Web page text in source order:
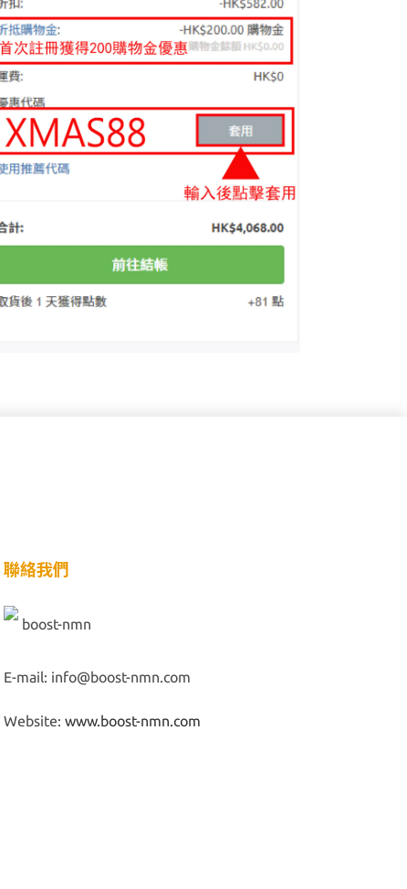
聯絡我們
boost-nmn
E-mail: info@boost-nmn.com
Website: www.boost-nmn.com